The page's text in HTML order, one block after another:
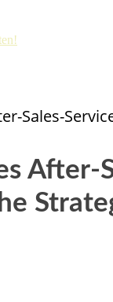
Sales-
After-